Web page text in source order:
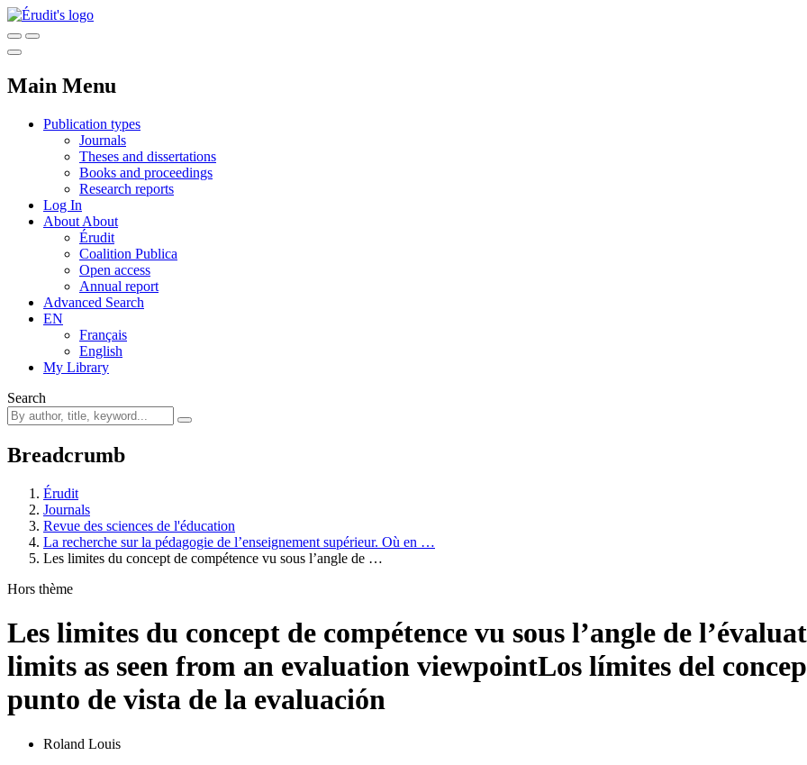
Main Menu
Publication types
Journals
Theses and dissertations
Books and proceedings
Research reports
Log In
About About
Érudit
Coalition Publica
Open access
Annual report
Advanced Search
EN
Français
English
My Library
Search
Breadcrumb
Érudit
Journals
Revue des sciences de l'éducation
La recherche sur la pédagogie de l’enseignement supérieur. Où en …
Les limites du concept de compétence vu sous l’angle de …
Hors thème
Les limites du concept de compétence vu sous l’angle de
limits as seen from an evaluation viewpointLos límites del
punto de vista de la evaluación
Roland Louis